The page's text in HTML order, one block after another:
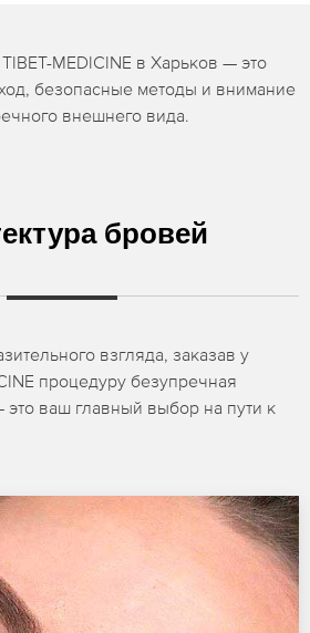
MEDICINE в Харьков — это
безопасные методы и внимание
внешнего вида.
бровей
взгляда, заказав у
процедуру безупречная
это ваш главный выбор на пути к